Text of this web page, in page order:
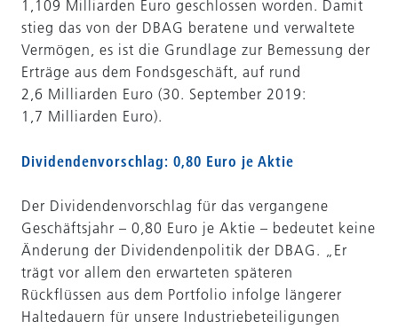
1,109 Milliarden Euro geschlossen worden. Damit
stieg das von der DBAG beratene und verwaltete
Vermögen, es ist die Grundlage zur Bemessung der
Erträge aus dem Fondsgeschäft, auf rund
2,6 Milliarden Euro (30. September 2019:
1,7 Milliarden Euro).
Dividendenvorschlag: 0,80 Euro je Aktie
Der Dividendenvorschlag für das vergangene
Geschäftsjahr – 0,80 Euro je Aktie – bedeutet keine
Änderung der Dividendenpolitik der DBAG. „Er
trägt vor allem den erwarteten späteren
Rückflüssen aus dem Portfolio infolge längerer
Haltedauern für unsere Industriebeteiligungen